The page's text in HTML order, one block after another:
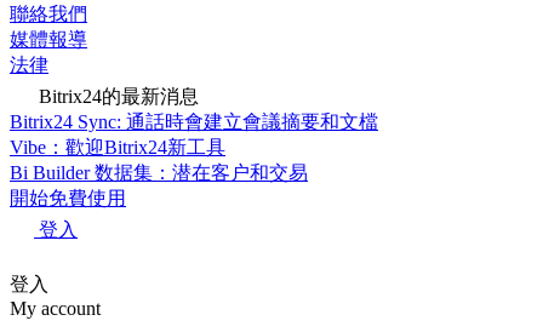
聯絡我們
媒體報導
法律
Bitrix24的最新消息
Bitrix24 Sync: 通話時會建立會議摘要和文檔
Vibe：歡迎Bitrix24新工具
Bi Builder 数据集：潜在客户和交易
開始免費使用
登入
登入
My account